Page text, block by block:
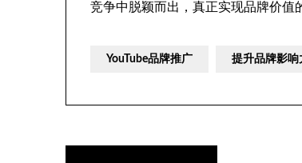
竞争中脱颖而出，真正实现品牌价值
YouTube品牌推广 提升品牌影响